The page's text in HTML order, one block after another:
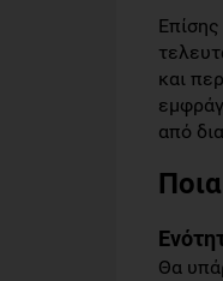
και
από
Θα